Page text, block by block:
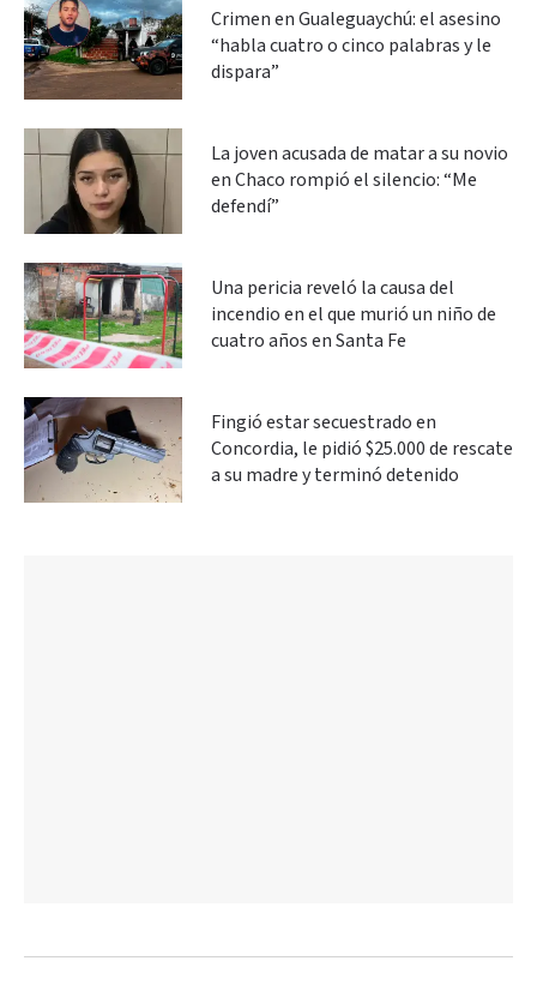
Crimen en Gualeguaychú: el asesino
“habla cuatro o cinco palabras y le
dispara”
La joven acusada de matar a su novio
en Chaco rompió el silencio: “Me
defendí”
Una pericia reveló la causa del
incendio en el que murió un niño de
cuatro años en Santa Fe
Fingió estar secuestrado en
Concordia, le pidió $25.000 de rescate
a su madre y terminó detenido